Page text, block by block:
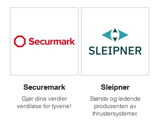
Securemark
Gjør dine verdier
verdiløse for tyvene!
Sleipner
Største og ledende
produsenten av
thrustersystemer.